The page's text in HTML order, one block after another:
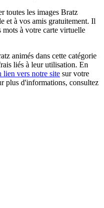
toutes les images Bratz
et à vos amis gratuitement. Il
mots à votre carte virtuelle
animés dans cette catégorie
liés à leur utilisation. En
lien vers notre site sur votre
plus d'informations, consultez